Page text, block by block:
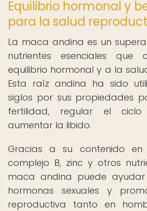
Equilibrio hormonal y
para la salud
La maca andina es un
nutrientes esenciales que
equilibrio hormonal y a la
Esta raíz andina ha sido
siglos por sus propiedades
fertilidad, regular el
aumentar la libido.
Gracias a su contenido en
complejo B, zinc y otros
maca andina puede
hormonas sexuales y
reproductiva tanto en